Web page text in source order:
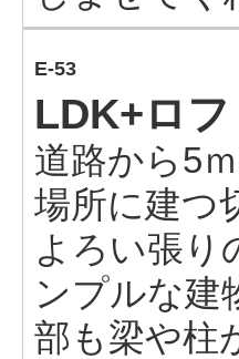
E-53
LDK+ロフ
道路から5
場所に建つ
よろい張り
ンプルな建
部も梁や柱